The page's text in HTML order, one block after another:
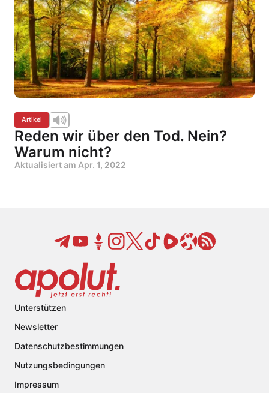
Artikel
Reden wir über den Tod. Nein?
Warum nicht?
Aktualisiert am Apr. 1, 2022
Unterstützen
Newsletter
Datenschutzbestimmungen
Nutzungsbedingungen
Impressum